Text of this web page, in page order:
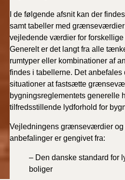
I de følgende afsnit kan der
samt tabeller med
vejledende værdier for forskellige
Generelt er det langt fra alle
rumtyper eller kombinationer af
findes i tabellerne. Det anbefales
situationer at fastsætte
bygningsreglementets generelle
tilfredsstillende lydforhold for
Vejledningens grænseværdier og
anbefalinger er gengivet fra:
– Den danske standard for
boliger